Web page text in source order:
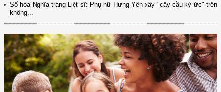
Số hóa Nghĩa trang Liệt sĩ: Phụ nữ Hưng Yên xây "cây cầu ký ức" trên
không...